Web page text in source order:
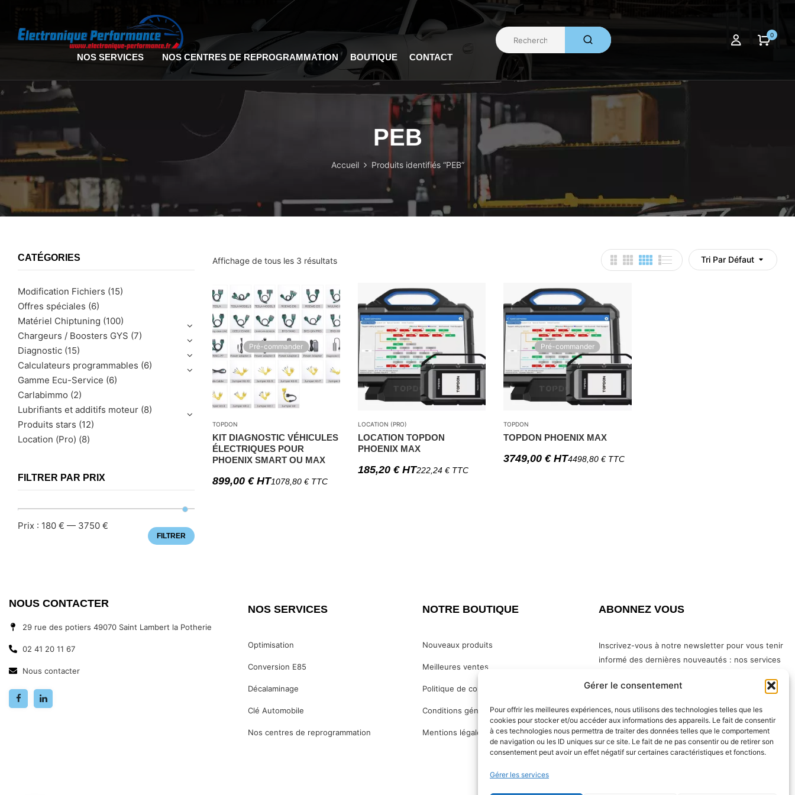
Gérer le consentement
Pour offrir les meilleures expériences, nous utilisons des technologies telles que les
cookies pour stocker et/ou accéder aux informations des appareils. Le fait de consentir
à ces technologies nous permettra de traiter des données telles que le comportement
de navigation ou les ID uniques sur ce site. Le fait de ne pas consentir ou de retirer son
consentement peut avoir un effet négatif sur certaines caractéristiques et fonctions.
Gérer les services
NOS SERVICES NOS CENTRES DE REPROGRAMMATION BOUTIQUE CONTACT
0
PEB
Accueil Produits identifiés “PEB”
CATÉGORIES
Modification Fichiers (15)
Offres spéciales (6)
Matériel Chiptuning (100)
Chargeurs / Boosters GYS (7)
Diagnostic (15)
Calculateurs programmables (6)
Gamme Ecu-Service (6)
Carlabimmo (2)
Lubrifiants et additifs moteur (8)
Produits stars (12)
Location (Pro) (8)
FILTRER PAR PRIX
FILTRER
Prix : 180 € — 3750 €
Tri Par Défaut
Affichage de tous les 3 résultats
Pré-commander
TOPDON
KIT DIAGNOSTIC VÉHICULES
ÉLECTRIQUES POUR
PHOENIX SMART OU MAX
899,00 €HT1078,80 €TTC
LOCATION (PRO)
LOCATION TOPDON
PHOENIX MAX
185,20 €HT222,24 €TTC
Pré-commander
TOPDON
TOPDON PHOENIX MAX
3749,00€HT4498,80€TTC
NOUS CONTACTER
29 rue des potiers 49070 Saint Lambert la Potherie
02 41 20 11 67
Nous contacter
NOS SERVICES
Optimisation
Conversion E85
Décalaminage
Clé Automobile
Nos centres de reprogrammation
NOTRE BOUTIQUE
Nouveaux produits
Meilleures ventes
Politique de confidentialité
Conditions générales de vente
Mentions légales
ABONNEZ VOUS
Inscrivez-vous à notre newsletter pour vous tenir
informé des dernières nouveautés : nos services